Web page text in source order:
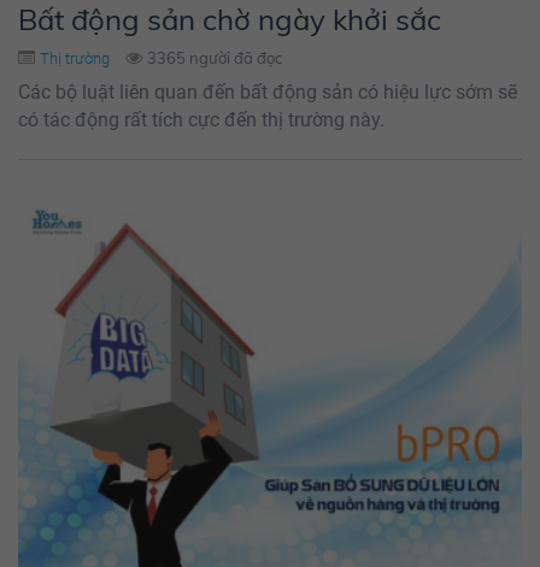
Bất động sản chờ ngày khởi sắc
Thị trường 3365 người đã đọc
Các bộ luật liên quan đến bất động sản có hiệu lực sớm sẽ
có tác động rất tích cực đến thị trường này.